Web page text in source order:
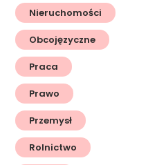
Nieruchomości
Obcojęzyczne
Praca
Prawo
Przemysł
Rolnictwo